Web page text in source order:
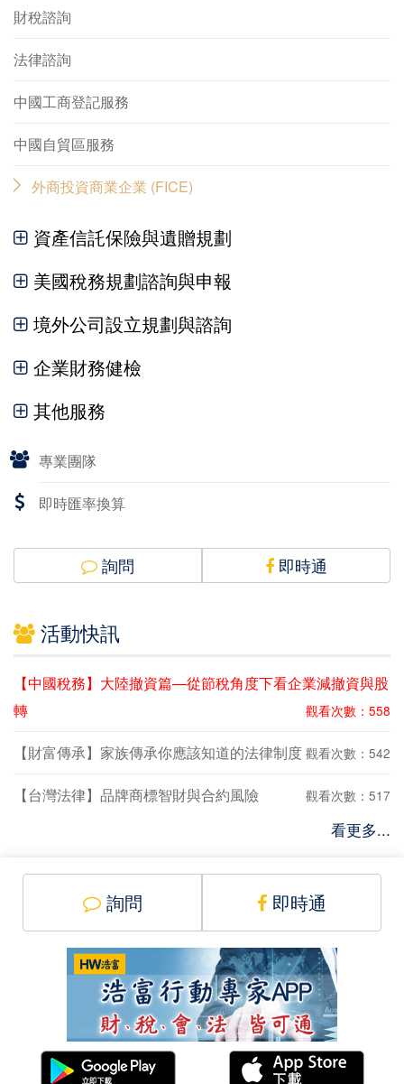
財稅諮詢
法律諮詢
中國工商登記服務
中國自貿區服務
外商投資商業企業 (FICE)
資產信託保險與遺贈規劃
美國稅務規劃諮詢與申報
境外公司設立規劃與諮詢
企業財務健檢
其他服務
專業團隊
即時匯率換算
詢問 即時通
活動快訊
【中國稅務】大陸撤資篇—從節稅角度下看企業減撤資與股
轉
觀看次數：558
【財富傳承】家族傳承你應該知道的法律制度 觀看次數：542
【台灣法律】品牌商標智財與合約風險 觀看次數：517
看更多...
詢問 即時通